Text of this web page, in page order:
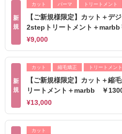
新
規
カット パーマ トリートメント
【ご新規様限定】カット＋デ
2stepトリートメント＋marbb
¥9,000
新
規
カット 縮毛矯正 トリートメント
【ご新規様限定】カット＋縮
リートメント＋marbb ￥
¥13,000
カット